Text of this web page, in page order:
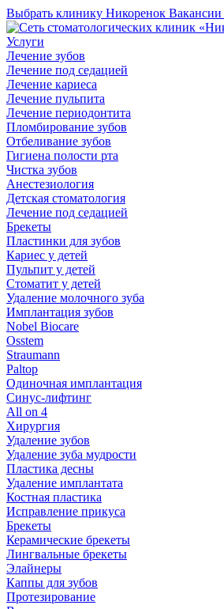
Выбрать клинику Никоренок Вакансии
Услуги
Лечение зубов
Лечение под седацией
Лечение кариеса
Лечение пульпита
Лечение периодонтита
Пломбирование зубов
Отбеливание зубов
Гигиена полости рта
Чистка зубов
Анестезиология
Детская стоматология
Лечение под седацией
Брекеты
Пластинки для зубов
Кариес у детей
Пульпит у детей
Стоматит у детей
Удаление молочного зуба
Имплантация зубов
Nobel Biocare
Osstem
Straumann
Paltop
Одиночная имплантация
Синус-лифтинг
All on 4
Хирургия
Удаление зубов
Удаление зуба мудрости
Пластика десны
Удаление имплантата
Костная пластика
Исправление прикуса
Брекеты
Керамические брекеты
Лингвальные брекеты
Элайнеры
Каппы для зубов
Протезирование